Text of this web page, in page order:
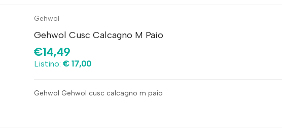
Gehwol
Gehwol Cusc Calcagno M Paio
€14,49
Listino: € 17,00
Gehwol Gehwol cusc calcagno m paio